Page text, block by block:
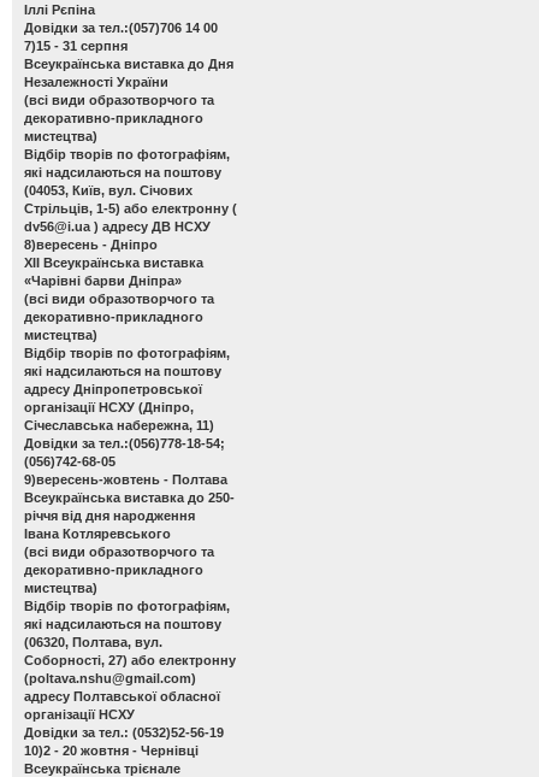
Іллі Рєпіна
Довідки за тел.:(057)706 14 00
7)15 - 31 серпня
Всеукраїнська виставка до Дня
Незалежності України
(всі види образотворчого та
декоративно-прикладного
мистецтва)
Відбір творів по фотографіям,
які надсилаються на поштову
(04053, Київ, вул. Січових
Стрільців, 1-5) або електронну (
dv56@i.ua ) адресу ДВ НСХУ
8)вересень - Дніпро
ХІІ Всеукраїнська виставка
«Чарівні барви Дніпра»
(всі види образотворчого та
декоративно-прикладного
мистецтва)
Відбір творів по фотографіям,
які надсилаються на поштову
адресу Дніпропетровської
організації НСХУ (Дніпро,
Січеславська набережна, 11)
Довідки за тел.:(056)778-18-54;
(056)742-68-05
9)вересень-жовтень - Полтава
Всеукраїнська виставка до 250-
річчя від дня народження
Івана Котляревського
(всі види образотворчого та
декоративно-прикладного
мистецтва)
Відбір творів по фотографіям,
які надсилаються на поштову
(06320, Полтава, вул.
Соборності, 27) або електронну
(poltava.nshu@gmail.com)
адресу Полтавської обласної
організації НСХУ
Довідки за тел.: (0532)52-56-19
10)2 - 20 жовтня - Чернівці
Всеукраїнська трієнале